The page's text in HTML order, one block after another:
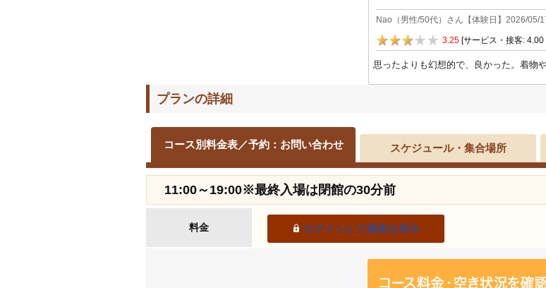
Nao （ 男性/50代）さん【体験日】 2026/05/
3.25 [サービス・接客:
思ったよりも幻想的で、良かった。着物
プランの詳細
コース別料金表／予約：お問い合わせ スケジュール・集合場所
11:00～19:00※最終入場は閉館の30分前
料金 ログインして価格を表示